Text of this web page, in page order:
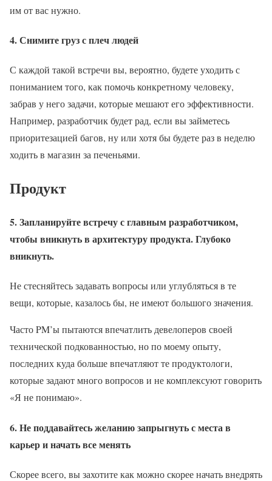
им от вас нужно.
4. Снимите груз с плеч людей
С каждой такой встречи вы, вероятно, будете уходить с
пониманием того, как помочь конкретному человеку,
забрав у него задачи, которые мешают его эффективности.
Например, разработчик будет рад, если вы займетесь
приоритезацией багов, ну или хотя бы будете раз в неделю
ходить в магазин за печеньями.
Продукт
5. Запланируйте встречу с главным разработчиком,
чтобы вникнуть в архитектуру продукта. Глубоко
вникнуть.
Не стесняйтесь задавать вопросы или углубляться в те
вещи, которые, казалось бы, не имеют большого значения.
Часто PM’ы пытаются впечатлить девелоперов своей
технической подкованностью, но по моему опыту,
последних куда больше впечатляют те продуктологи,
которые задают много вопросов и не комплексуют говорить
«Я не понимаю».
6. Не поддавайтесь желанию запрыгнуть с места в
карьер и начать все менять
Скорее всего, вы захотите как можно скорее начать внедрять